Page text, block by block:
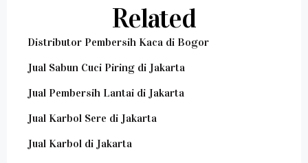
Related
Distributor Pembersih Kaca di Bogor
Jual Sabun Cuci Piring di Jakarta
Jual Pembersih Lantai di Jakarta
Jual Karbol Sere di Jakarta
Jual Karbol di Jakarta